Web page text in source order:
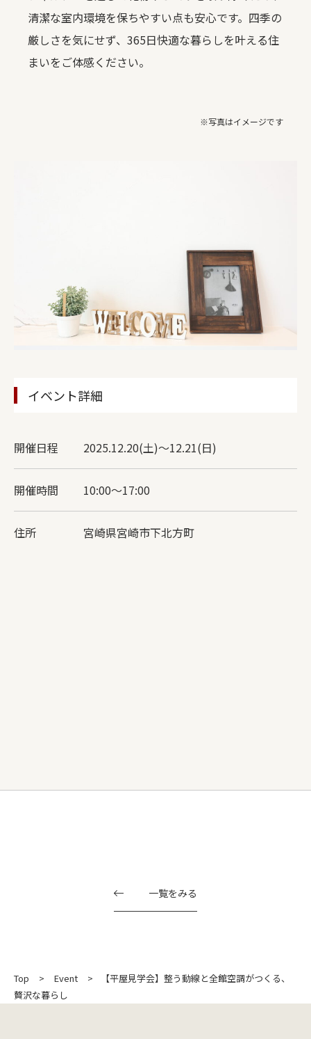
清潔な室内環境を保ちやすい点も安心です。四季の
厳しさを気にせず、365日快適な暮らしを叶える住
まいをご体感ください。
※写真はイメージです
イベント詳細
開催日程 2025.12.20(土)～12.21(日)
開催時間 10:00〜17:00
住所 宮崎県宮崎市下北方町
一覧をみる
Top Event
【平屋見学会】整う動線と全館空調がつくる、
贅沢な暮らし